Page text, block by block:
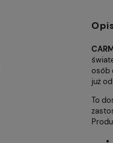
osób
już
To